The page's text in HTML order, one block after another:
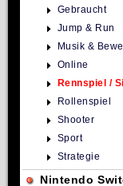
Gebraucht
Jump & Run
Musik &
Online
Rennspiel /
Rollenspiel
Shooter
Sport
Strategie
Nintendo